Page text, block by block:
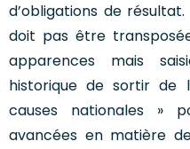
d’obligations de
doit pas être
apparences mais
historique de sortir de
causes nationales »
avancées en matière